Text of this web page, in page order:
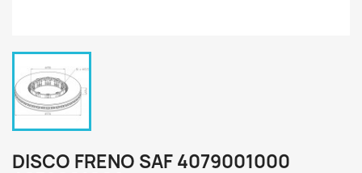
DISCO FRENO SAF 4079001000